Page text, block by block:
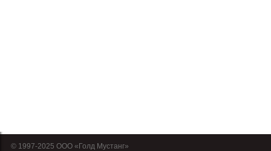
© 1997-2025 OOO «Голд Мустанг»